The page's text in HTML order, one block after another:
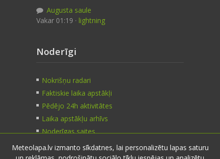
Augusta saule
Vakar 01:19 · lightning
Noderīgi
Nokrišņu radari
Faktiskie laika apstākļi
Pēdējo 24h aktivitātes
Laika apstākļu arhīvs
Noderīgas saites
Meteolapa.lv izmanto sīkdatnes, lai personalizētu lapas saturu